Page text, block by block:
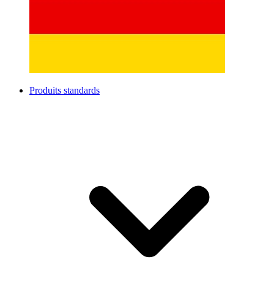
Produits standards